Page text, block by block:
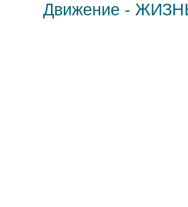
Движение -